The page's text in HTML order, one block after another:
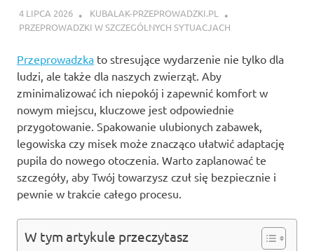
4 LIPCA 2026
KUBALAK-PRZEPROWADZKI.PL
PRZEPROWADZKI W SZCZEGÓLNYCH SYTUACJACH
Przeprowadzka to stresujące wydarzenie nie tylko dla
ludzi, ale także dla naszych zwierząt. Aby
zminimalizować ich niepokój i zapewnić komfort w
nowym miejscu, kluczowe jest odpowiednie
przygotowanie. Spakowanie ulubionych zabawek,
legowiska czy misek może znacząco ułatwić adaptację
pupila do nowego otoczenia. Warto zaplanować te
szczegóły, aby Twój towarzysz czuł się bezpiecznie i
pewnie w trakcie całego procesu.
W tym artykule przeczytasz